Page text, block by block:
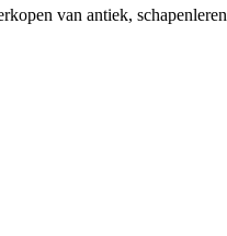
van antiek,